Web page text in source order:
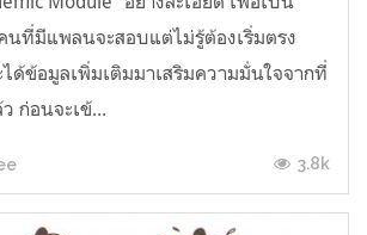
นที่มีแพลนจะสอบแต่ไม่รู้ต้องเริ่มตรง
ด้ข้อมูลเพิ่มเติมมาเสริมความมั่นใจจากที่
ก่อนจะเข้...
3.8k